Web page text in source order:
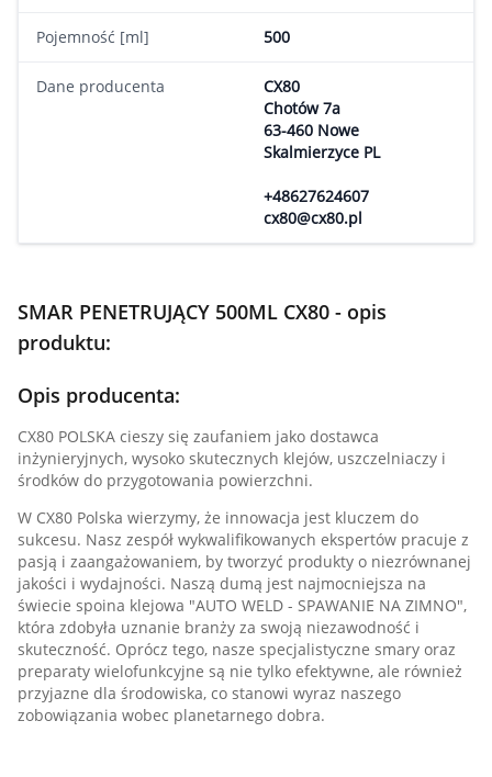
Pojemność [ml] 500
Dane producenta
CX80
Chotów 7a
63-460 Nowe
Skalmierzyce PL
+48627624607
cx80@cx80.pl
SMAR PENETRUJĄCY 500ML CX80 - opis
produktu:
Opis producenta:
CX80 POLSKA cieszy się zaufaniem jako dostawca
inżynieryjnych, wysoko skutecznych klejów, uszczelniaczy i
środków do przygotowania powierzchni.
W CX80 Polska wierzymy, że innowacja jest kluczem do
sukcesu. Nasz zespół wykwalifikowanych ekspertów pracuje z
pasją i zaangażowaniem, by tworzyć produkty o niezrównanej
jakości i wydajności. Naszą dumą jest najmocniejsza na
świecie spoina klejowa "AUTO WELD - SPAWANIE NA ZIMNO",
która zdobyła uznanie branży za swoją niezawodność i
skuteczność. Oprócz tego, nasze specjalistyczne smary oraz
preparaty wielofunkcyjne są nie tylko efektywne, ale również
przyjazne dla środowiska, co stanowi wyraz naszego
zobowiązania wobec planetarnego dobra.